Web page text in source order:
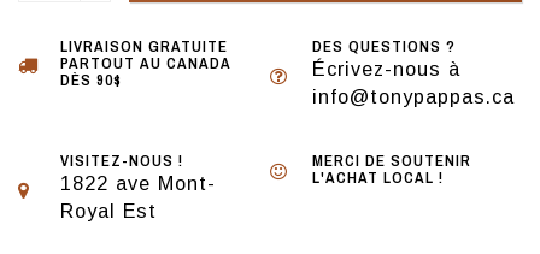
LIVRAISON GRATUITE
PARTOUT AU CANADA
DÈS 90$
DES QUESTIONS ?
Écrivez-nous à
info@tonypappas.ca
VISITEZ-NOUS !
1822 ave Mont-
Royal Est
MERCI DE SOUTENIR
L'ACHAT LOCAL !